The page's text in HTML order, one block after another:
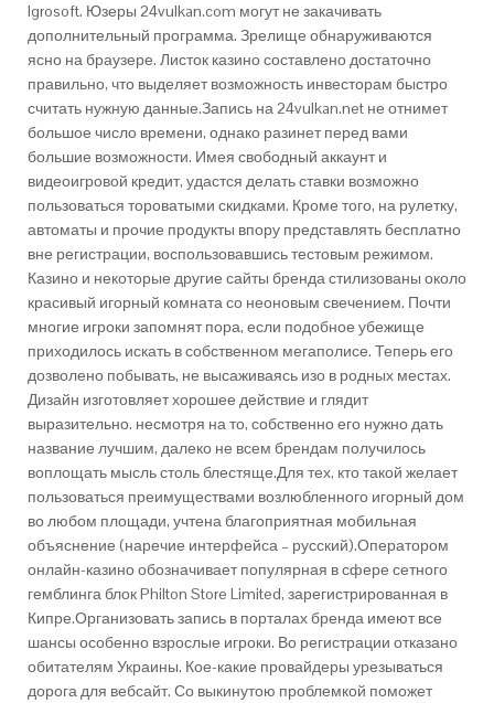
Igrosoft. Юзеры 24vulkan.com могут не закачивать
дополнительный программа. Зрелище обнаруживаются
ясно на браузере. Листок казино составлено достаточно
правильно, что выделяет возможность инвесторам быстро
считать нужную данные.Запись на 24vulkan.net не отнимет
большое число времени, однако разинет перед вами
большие возможности. Имея свободный аккаунт и
видеоигровой кредит, удастся делать ставки возможно
пользоваться тороватыми скидками. Кроме того, на рулетку,
автоматы и прочие продукты впору представлять бесплатно
вне регистрации, воспользовавшись тестовым режимом.
Казино и некоторые другие сайты бренда стилизованы около
красивый игорный комната со неоновым свечением. Почти
многие игроки запомнят пора, если подобное убежище
приходилось искать в собственном мегаполисе. Теперь его
дозволено побывать, не высаживаясь изо в родных местах.
Дизайн изготовляет хорошее действие и глядит
выразительно. несмотря на то, собственно его нужно дать
название лучшим, далеко не всем брендам получилось
воплощать мысль столь блестяще.Для тех, кто такой желает
пользоваться преимуществами возлюбленного игорный дом
во любом площади, учтена благоприятная мобильная
объяснение (наречие интерфейса – русский).Оператором
онлайн-казино обозначивает популярная в сфере сетного
гемблинга блок Philton Store Limited, зарегистрированная в
Кипре.Организовать запись в порталах бренда имеют все
шансы особенно взрослые игроки. Во регистрации отказано
обитателям Украины. Кое-какие провайдеры урезываться
дорога для вебсайт. Со выкинутою проблемкой поможет